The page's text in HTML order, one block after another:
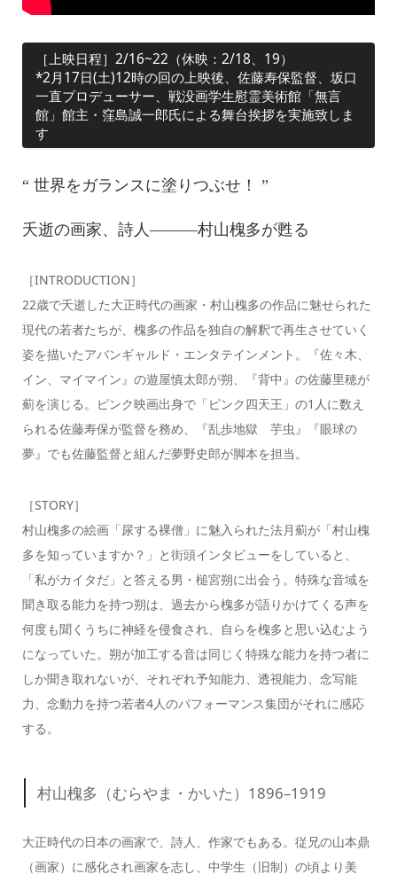
［上映日程］2/16~22（休映：2/18、19）
*2月17日(土)12時の回の上映後、佐藤寿保監督、坂口
一直プロデューサー、戦没画学生慰霊美術館「無言
館」館主・窪島誠一郎氏による舞台挨拶を実施致しま
す
“ 世界をガランスに塗りつぶせ！ ”
夭逝の画家、詩人———村山槐多が甦る
［INTRODUCTION］
22歳で夭逝した大正時代の画家・村山槐多の作品に魅せられた
現代の若者たちが、槐多の作品を独自の解釈で再生させていく
姿を描いたアバンギャルド・エンタテインメント。『佐々木、
イン、マイマイン』の遊屋慎太郎が朔、『背中』の佐藤里穂が
薊を演じる。ピンク映画出身で「ピンク四天王」の1人に数え
られる佐藤寿保が監督を務め、『乱歩地獄 芋虫』『眼球の
夢』でも佐藤監督と組んだ夢野史郎が脚本を担当。
［STORY］
村山槐多の絵画「尿する裸僧」に魅入られた法月薊が「村山槐
多を知っていますか？」と街頭インタビューをしていると、
「私がカイタだ」と答える男・槌宮朔に出会う。特殊な音域を
聞き取る能力を持つ朔は、過去から槐多が語りかけてくる声を
何度も聞くうちに神経を侵食され、自らを槐多と思い込むよう
になっていた。朔が加工する音は同じく特殊な能力を持つ者に
しか聞き取れないが、それぞれ予知能力、透視能力、念写能
力、念動力を持つ若者4人のパフォーマンス集団がそれに感応
する。
村山槐多（むらやま・かいた）1896–1919
大正時代の日本の画家で、詩人、作家でもある。従兄の山本鼎
（画家）に感化され画家を志し、中学生（旧制）の頃より美